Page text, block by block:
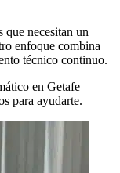
que necesitan un
enfoque combina
técnico continuo.
en Getafe
para ayudarte.